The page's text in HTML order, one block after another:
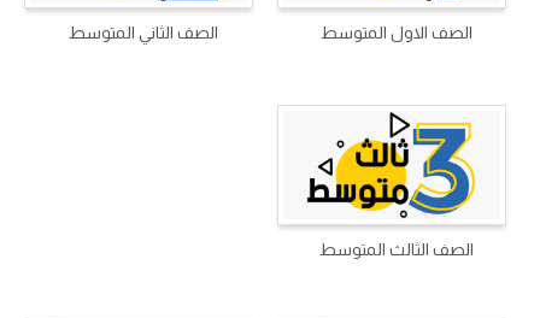
الصف الاول المتوسط الصف الثاني المتوسط
الصف الثالث المتوسط